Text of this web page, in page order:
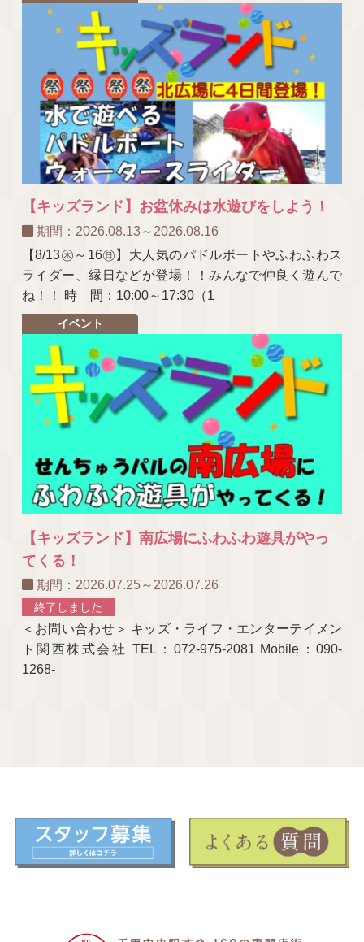
【キッズランド】お盆休みは水遊びをしよう！
期間：2026.08.13～2026.08.16
【8/13㊍～16㊐】大人気のパドルボートやふわふわス
ライダー、縁日などが登場！！みんなで仲良く遊んで
ね！！ 時 間：10:00～17:30（1
イベント
【キッズランド】南広場にふわふわ遊具がやっ
てくる！
期間：2026.07.25～2026.07.26
終了しました
＜お問い合わせ＞ キッズ・ライフ・エンターテイメン
ト関西株式会社 TEL：072-975-2081 Mobile：090-
1268-